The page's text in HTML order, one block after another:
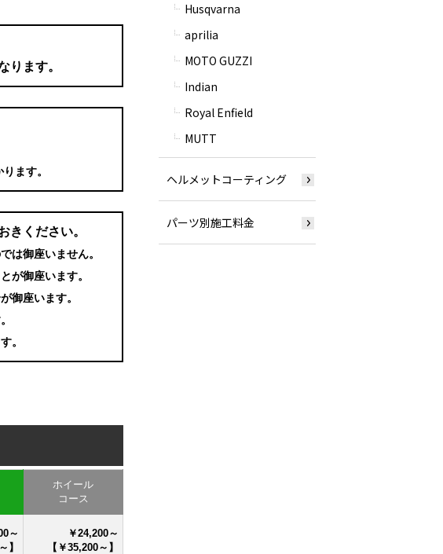
ります。
ます。
きください。
は御座いません。
が御座います。
御座います。
。
ホイール
コース
～
】
￥24,200～
【￥35,200～】
Husqvarna
aprilia
MOTO GUZZI
Indian
Royal Enfield
MUTT
ヘルメットコーティング
パーツ別施工料金